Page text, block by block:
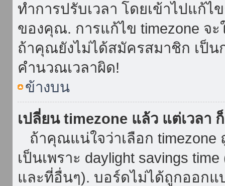
ทำการปรับเวลา โดยเข้าไปแก้
ของคุณ. การแก้ไข timezone จ
ถ้าคุณยังไม่ได้สมัครสมาชิก เป็
คำนวณเวลาผิด!
ข้างบน
เปลี่ยน timezone แล้ว แต่เวลา
ถ้าคุณแน่ใจว่าเลือก timezone
เป็นเพราะ daylight savings
และที่อื่นๆ). บอร์ดไม่ได้ถูกออกแ